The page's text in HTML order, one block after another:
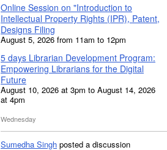
Online Session on "Introduction to
Intellectual Property Rights (IPR), Patent,
Designs Filing
August 5, 2026 from 11am to 12pm
5 days Librarian Development Program:
Empowering Librarians for the Digital
Future
August 10, 2026 at 3pm to August 14, 2026
at 4pm
Wednesday
Sumedha Singh posted a discussion